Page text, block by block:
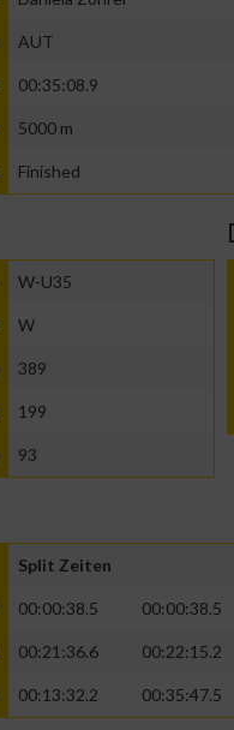
AUT
00:35:08.9
5000 m
Finished
W-U35
W
389
199
93
Split Zeiten
00:00:38.5 00:00:38.5
00:21:36.6 00:22:15.2
00:13:32.2 00:35:47.5